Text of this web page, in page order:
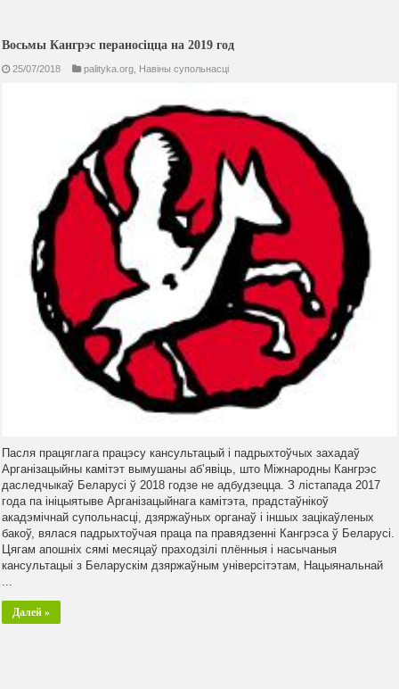
Восьмы Кангрэс пераносіцца на 2019 год
25/07/2018 palityka.org Навiны супольнасцi
Пасля працяглага працэсу кансультацый і падрыхтоўчых захадаў
Арганізацыйны камітэт вымушаны аб’явіць, што Міжнародны Кангрэс
даследчыкаў Беларусі ў 2018 годзе не адбудзецца. З лістапада 2017
года па ініцыятыве Арганізацыйнага камітэта, прадстаўнікоў
акадэмічнай супольнасці, дзяржаўных органаў і іншых зацікаўленых
бакоў, вялася падрыхтоўчая праца па правядзенні Кангрэса ў Беларусі.
Цягам апошніх сямі месяцаў праходзілі плённыя і насычаныя
кансультацыі з Беларускім дзяржаўным універсітэтам, Нацыянальнай
Далей »